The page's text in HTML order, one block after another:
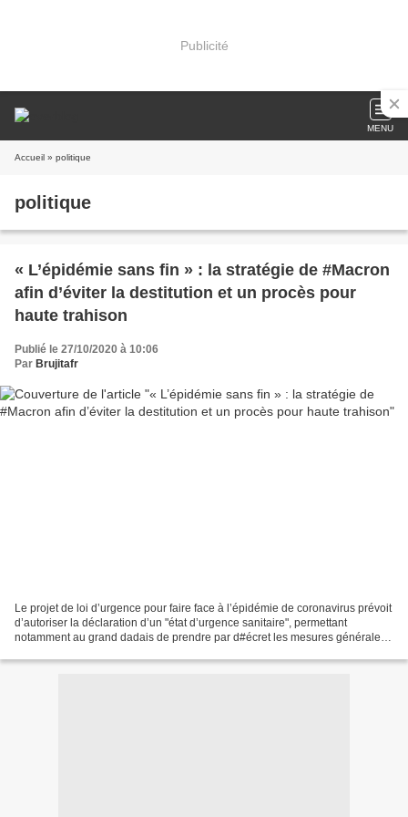
Publicité
MENU
Accueil » politique
politique
« L’épidémie sans fin » : la stratégie de #Macron
afin d’éviter la destitution et un procès pour
haute trahison
Publié le 27/10/2020 à 10:06
Par Brujitafr
Le projet de loi d’urgence pour faire face à l’épidémie de coronavirus prévoit
d’autoriser la déclaration d’un "état d’urgence sanitaire", permettant
notamment au grand dadais de prendre par d#écret les mesures générales